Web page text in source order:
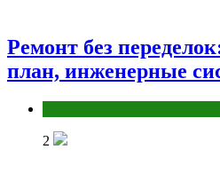
Ремонт без
план, инженерные
2